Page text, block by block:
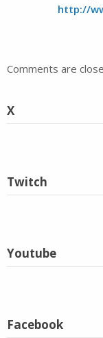
http://
Comments are
X
Twitch
Youtube
Facebook